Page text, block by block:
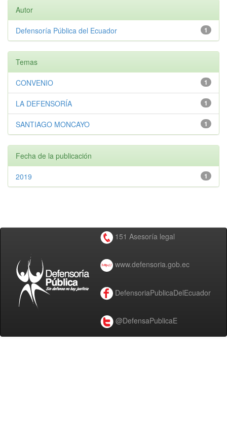
Autor
1
Defensoría Pública del Ecuador
Temas
1
CONVENIO
1
LA DEFENSORÍA
1
SANTIAGO MONCAYO
Fecha de la publicación
1
2019
151 Asesoría legal
www.defensoria.gob.ec
DefensoriaPublicaDelEcuador
@DefensaPublicaE